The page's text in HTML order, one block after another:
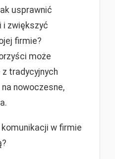
usprawnić
i zwiększyć
firmie?
może
tradycyjnych
nowoczesne,
w firmie